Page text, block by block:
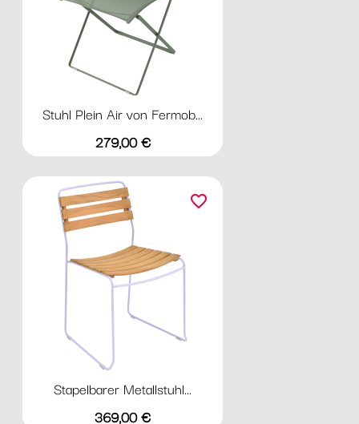
Stuhl Plein Air von Fermob...
Preis
279,00 €
Stapelbarer Metallstuhl...
Preis
369,00 €
favorite_border